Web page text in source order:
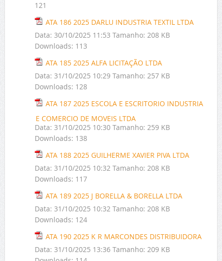
121
ATA 186 2025 DARLU INDUSTRIA TEXTIL LTDA
Data: 30/10/2025 11:53 Tamanho: 208 KB
Downloads: 113
ATA 185 2025 ALFA LICITAÇÃO LTDA
Data: 31/10/2025 10:29 Tamanho: 257 KB
Downloads: 128
ATA 187 2025 ESCOLA E ESCRITORIO INDUSTRIA
E COMERCIO DE MOVEIS LTDA
Data: 31/10/2025 10:30 Tamanho: 259 KB
Downloads: 138
ATA 188 2025 GUILHERME XAVIER PIVA LTDA
Data: 31/10/2025 10:32 Tamanho: 208 KB
Downloads: 117
ATA 189 2025 J BORELLA & BORELLA LTDA
Data: 31/10/2025 10:32 Tamanho: 208 KB
Downloads: 124
ATA 190 2025 K R MARCONDES DISTRIBUIDORA
Data: 31/10/2025 13:36 Tamanho: 209 KB